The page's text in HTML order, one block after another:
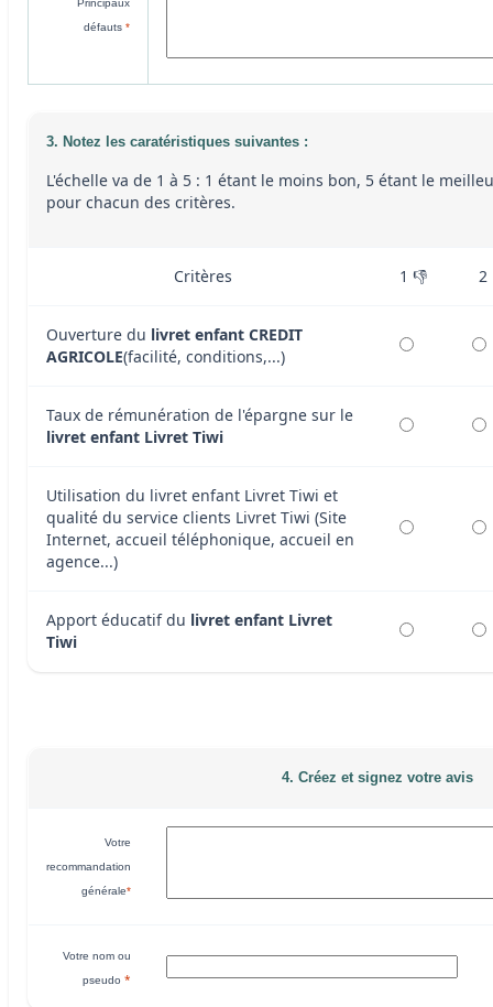
Principaux
défauts *
3. Notez les caratéristiques suivantes :
L'échelle va de 1 à 5 : 1 étant le moins bon, 5 étant le
pour chacun des critères.
Critères 1 👎 2
Ouverture du livret enfant CREDIT
AGRICOLE(facilité, conditions,...)
Taux de rémunération de l'épargne sur le
livret enfant Livret Tiwi
Utilisation du livret enfant Livret Tiwi et
qualité du service clients Livret Tiwi (Site
Internet, accueil téléphonique, accueil en
agence...)
Apport éducatif du livret enfant Livret
Tiwi
4. Créez et signez votre avis
Votre
recommandation
générale*
Votre nom ou
pseudo *